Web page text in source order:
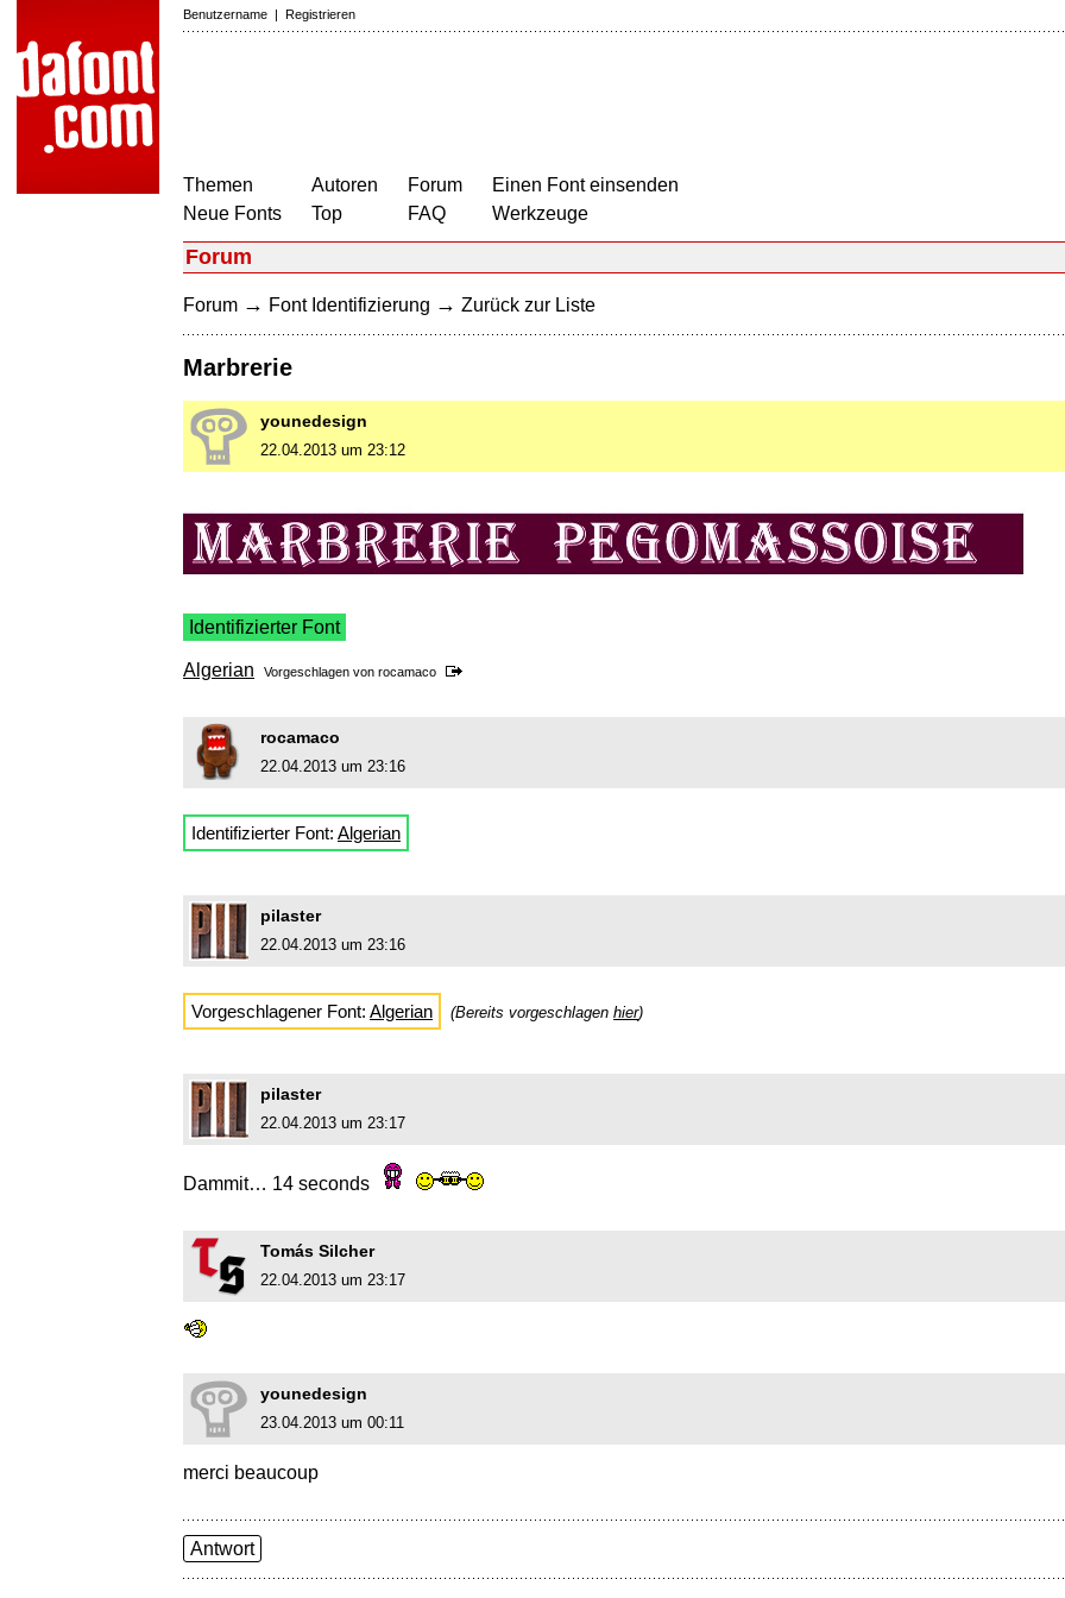
Benutzername | Registrieren
Themen
Neue Fonts
Autoren
Top
Forum
FAQ
Einen Font einsenden
Werkzeuge
Forum
Forum → Font Identifizierung → Zurück zur Liste
Marbrerie
younedesign
22.04.2013 um 23:12
Identifizierter Font
Algerian Vorgeschlagen von rocamaco
rocamaco
22.04.2013 um 23:16
Identifizierter Font: Algerian
pilaster
22.04.2013 um 23:16
Vorgeschlagener Font: Algerian (Bereits vorgeschlagen hier)
pilaster
22.04.2013 um 23:17
Dammit… 14 seconds
Tomás Silcher
22.04.2013 um 23:17
younedesign
23.04.2013 um 00:11
merci beaucoup
Antwort